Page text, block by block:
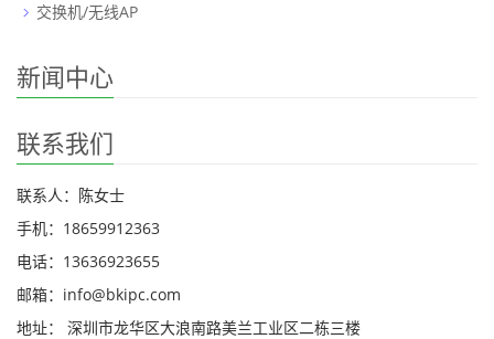
交换机/无线AP
新闻中心
联系我们
联系人：陈女士
手机：18659912363
电话：13636923655
邮箱：info@bkipc.com
地址： 深圳市龙华区大浪南路美兰工业区二栋三楼